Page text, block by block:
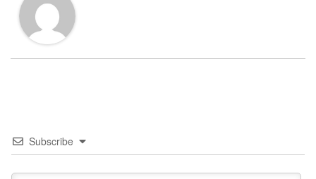
Subscribe